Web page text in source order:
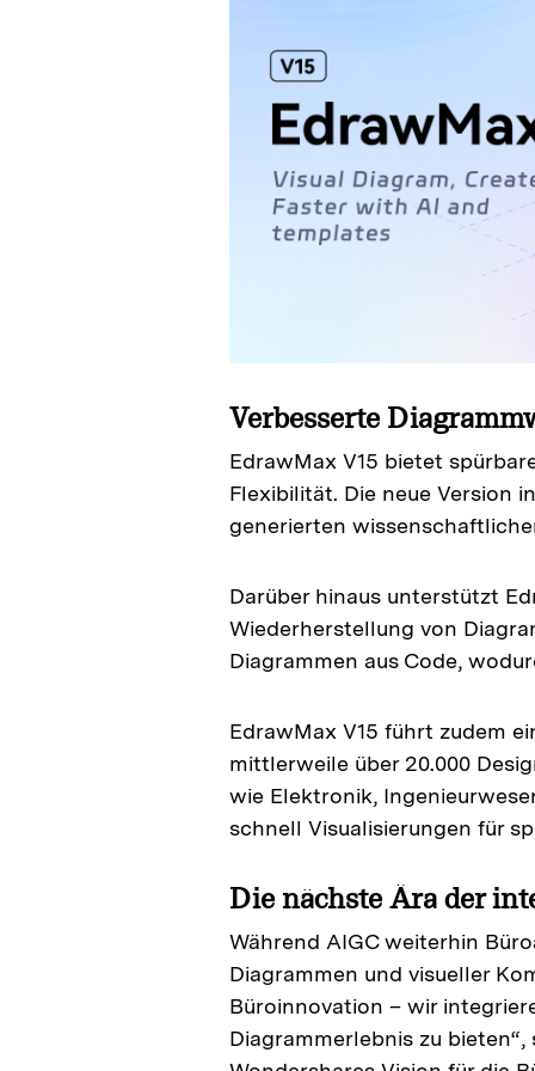
Verbesserte
EdrawMax V15 bietet
Flexibilität. Die neue Version
generierten
Darüber hinaus unterstützt
Wiederherstellung von
Diagrammen aus Code,
EdrawMax V15 führt zudem
mittlerweile über 20.000
wie Elektronik,
schnell Visualisierungen für
Die nächste Ära der
Während AIGC weiterhin
Diagrammen und visueller
Büroinnovation – wir
Diagrammerlebnis zu